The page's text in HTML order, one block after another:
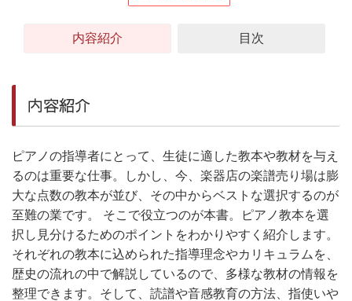
内容紹介 目次
内容紹介
ピアノの指導者にとって、生徒に適した教本や教材を与え
るのは重要な仕事。しかし、今、楽器店の楽譜売り場は膨
大な点数の教本が並び、その中からベストな選択するのが
至難の業です。 そこで役立つのが本書。ピアノ教本を選
択し見分けるためのポイントをわかりやすく紹介します。
それぞれの教本に込められた指導理念やカリキュラムを、
歴史の流れの中で解説しているので、多様な教材の情報を
整理できます。そして、読譜や音感教育の方法、指使いや